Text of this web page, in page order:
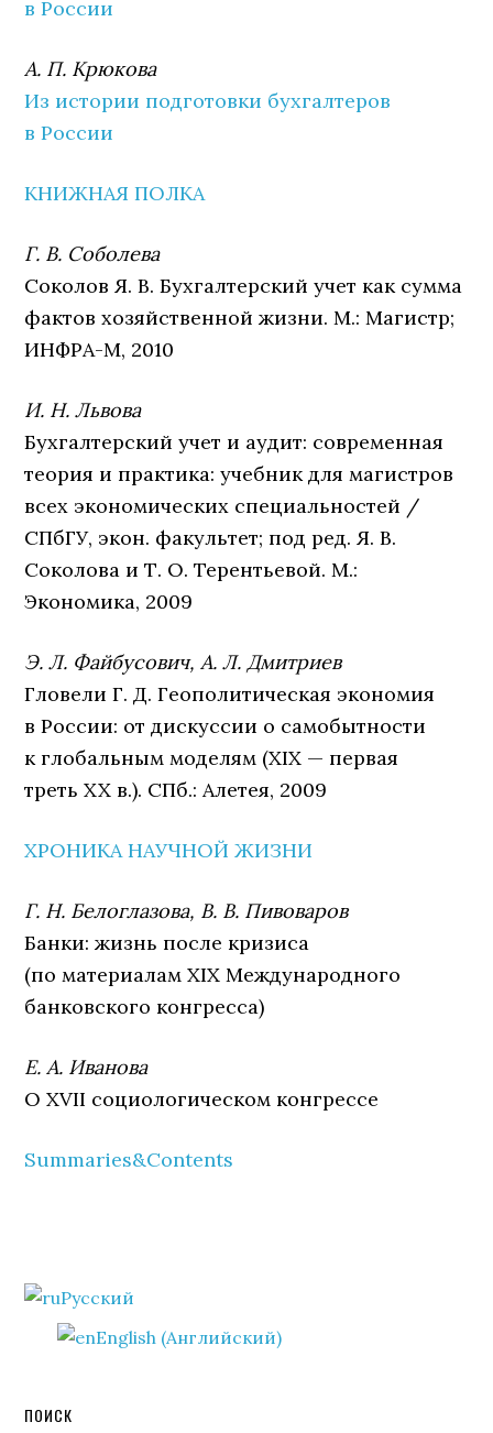
в России
А. П. Крюкова
Из истории подготовки бухгалтеров
в России
КНИЖНАЯ ПОЛКА
Г. В. Соболева
Соколов Я. В. Бухгалтерский учет как сумма
фактов хозяйственной жизни. М.: Магистр;
ИНФРА-М, 2010
И. Н. Львова
Бухгалтерский учет и аудит: современная
теория и практика: учебник для магистров
всех экономических специальностей /
СПбГУ, экон. факультет; под ред. Я. В.
Соколова и Т. О. Терентьевой. М.:
Экономика, 2009
Э. Л. Файбусович, А. Л. Дмитриев
Гловели Г. Д. Геополитическая экономия
в России: от дискуссии о самобытности
к глобальным моделям (XIX — первая
треть XX в.). СПб.: Алетея, 2009
ХРОНИКА НАУЧНОЙ ЖИЗНИ
Г. Н. Белоглазова, В. В. Пивоваров
Банки: жизнь после кризиса
(по материалам XIX Международного
банковского конгресса)
Е. А. Иванова
О XVII социологическом конгрессе
Summaries&Contents
Primary
Sidebar
Русский
English (Английский)
ПОИСК